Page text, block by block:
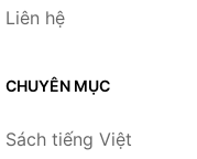
Liên hệ
CHUYÊN MỤC
Sách tiếng Việt